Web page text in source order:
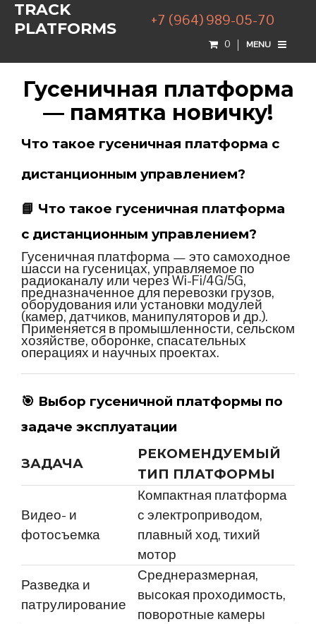
TRACK
PLATFORMS
+7 (964) 989-05-70
0 MENU
Гусеничная платформа
— памятка новичку!
Что такое гусеничная платформа с
дистанционным управлением?
📘 Что такое гусеничная платформа
с дистанционным управлением?
Гусеничная платформа — это самоходное
шасси на гусеницах, управляемое по
радиоканалу или через Wi-Fi/4G/5G,
предназначенное для перевозки грузов,
оборудования или установки модулей
(камер, датчиков, манипуляторов и др.).
Применяется в промышленности, сельском
хозяйстве, оборонке, спасательных
операциях и научных проектах.
🎯 Выбор гусеничной платформы по
задаче эксплуатации
ЗАДАЧА
РЕКОМЕНДУЕМЫЙ
ТИП ПЛАТФОРМЫ
Видео- и
фотосъемка
Компактная платформа
с электроприводом,
плавный ход, тихий
мотор
Разведка и
патрулирование
Среднеразмерная,
высокая проходимость,
поворотные камеры